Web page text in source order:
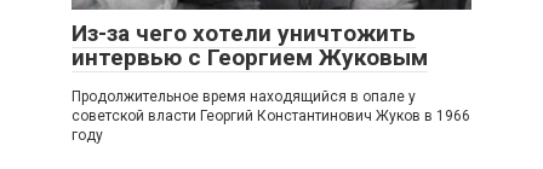
Из-за чего хотели уничтожить
интервью с Георгием Жуковым
Продолжительное время находящийся в опале у
советской власти Георгий Константинович Жуков в 1966
году